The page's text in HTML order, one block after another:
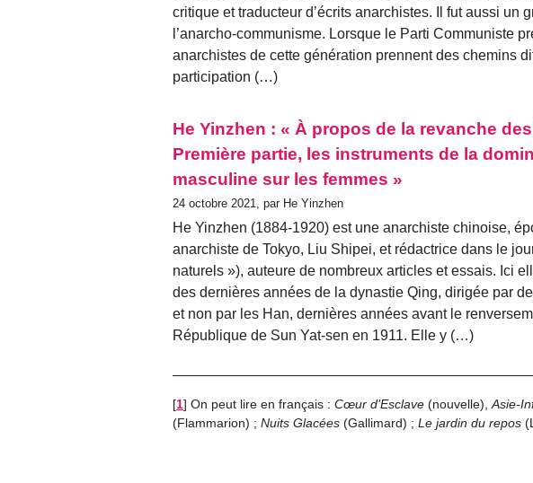
critique et traducteur d’écrits anarchistes. Il fut aussi un
l’anarcho-communisme. Lorsque le Parti Communiste
anarchistes de cette génération prennent des chemins
participation (…)
He Yinzhen : « À propos de la revanche
Première partie, les instruments de la
masculine sur les femmes »
24 octobre 2021, par He Yinzhen
He Yinzhen (1884-1920) est une anarchiste chinoise,
anarchiste de Tokyo, Liu Shipei, et rédactrice dans le
naturels »), auteure de nombreux articles et essais. Ici
des dernières années de la dynastie Qing, dirigée par
et non par les Han, dernières années avant le
République de Sun Yat-sen en 1911. Elle y (…)
[1] On peut lire en français : Cœur d’Esclave (nouvelle), Asie-
(Flammarion) ; Nuits Glacées (Gallimard) ; Le jardin du repos